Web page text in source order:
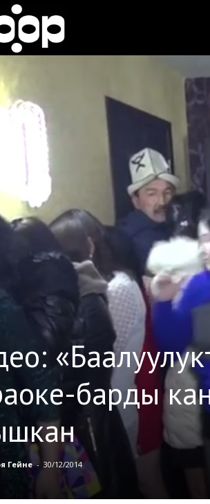
жаңылыктары
барды
Гейне- 30/12/2014